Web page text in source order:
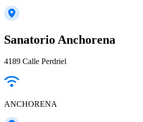
Sanatorio Anchorena
4189 Calle Perdriel
ANCHORENA